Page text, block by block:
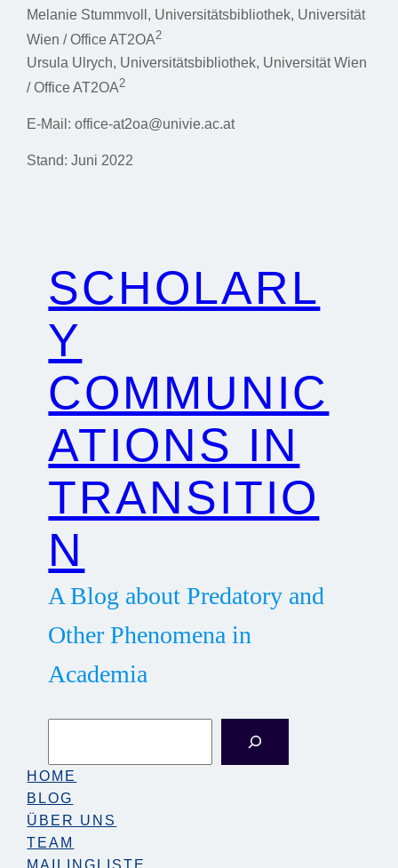
Melanie Stummvoll, Universitätsbibliothek, Universität
Wien / Office AT2OA2
Ursula Ulrych, Universitätsbibliothek, Universität Wien
/ Office AT2OA2
E-Mail: office-at2oa@univie.ac.at
Stand: Juni 2022
SCHOLARL
Y
COMMUNIC
ATIONS IN
TRANSITIO
N
A Blog about Predatory and
Other Phenomena in
Academia
a
r
c
h
HOME
BLOG
ÜBER UNS
TEAM